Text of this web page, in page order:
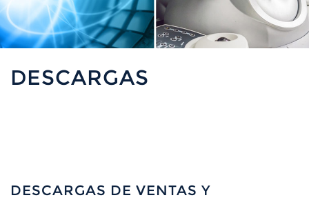
DESCARGAS
DESCARGAS DE VENTAS Y